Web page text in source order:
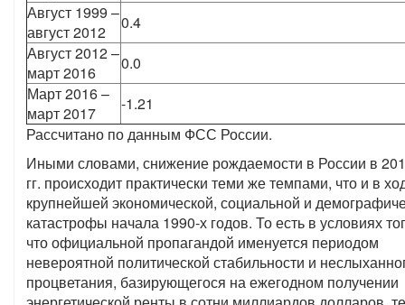
Август 1999 –
август 2012
0.4
Август 2012 –
март 2016
0.0
Март 2016 –
март 2017
-1.21
Рассчитано по данным ФСС России.
Иными словами, снижение рождаемости в России в
гг. происходит практически теми же темпами, что и в
крупнейшей экономической, социальной и
катастрофы начала 1990-х годов. То есть в условиях
что официальной пропагандой именуется периодом
невероятной политической стабильности и
процветания, базирующегося на ежегодном получении